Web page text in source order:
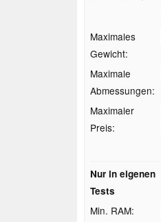
Maximales
Gewicht:
Maximale
Abmessungen:
Maximaler
Preis:
Nur in eigenen
Tests
Min. RAM: